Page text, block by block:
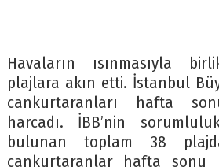
Havaların ısınmasıyla
plajlara akın etti. İstanbul
cankurtaranları hafta
harcadı. İBB’nin
bulunan toplam 38
cankurtaranlar hafta sonu